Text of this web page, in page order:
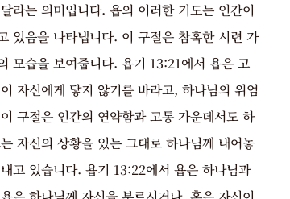
라는 의미입니다. 욥의 이러한 기도는 인간이
있음을 나타냅니다. 이 구절은 참혹한 시련 가
모습을 보여줍니다. 욥기 13:21에서 욥은 고
자신에게 닿지 않기를 바라고, 하나님의 위엄
구절은 인간의 연약함과 고통 가운데서도 하
자신의 상황을 있는 그대로 하나님께 내어놓
고 있습니다. 욥기 13:22에서 욥은 하나님과